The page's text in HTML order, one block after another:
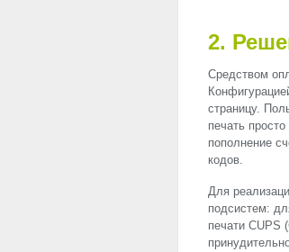
2.
Средством
страницу.
печать
пополнение
кодов.
Для
подсистем:
печати CUPS